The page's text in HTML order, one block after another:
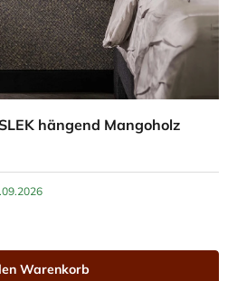
hängend Mangoholz
Warenkorb